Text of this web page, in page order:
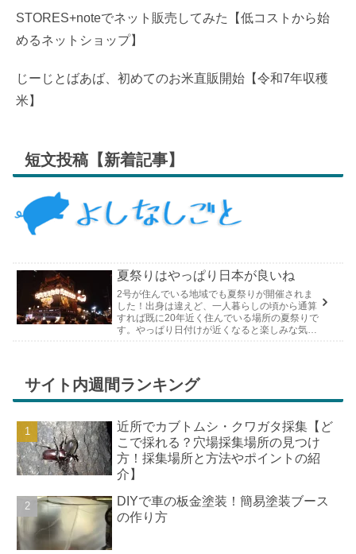
STORES+noteでネット販売してみた【低コストから始
めるネットショップ】
じーじとばあば、初めてのお米直販開始【令和7年収穫
米】
短文投稿【新着記事】
夏祭りはやっぱり日本が良いね
2号が住んでいる地域でも夏祭りが開催されま
した！出身は違えど、一人暮らしの頃から通算
すれば既に20年近く住んでいる場所の夏祭りで
す。やっぱり日付けが近くなると楽しみな気持
サイト内週間ランキング
近所でカブトムシ・クワガタ採集【ど
こで採れる？穴場採集場所の見つけ
方！採集場所と方法やポイントの紹
介】
DIYで車の板金塗装！簡易塗装ブース
の作り方